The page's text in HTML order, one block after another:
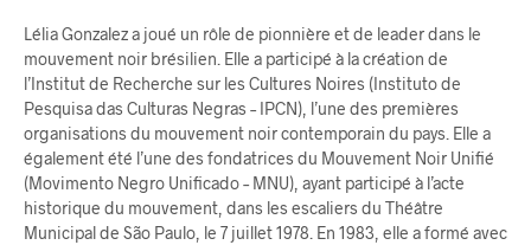
Lélia Gonzalez a joué un rôle de pionnière et de leader dans le
mouvement noir brésilien. Elle a participé à la création de
l’Institut de Recherche sur les Cultures Noires (Instituto de
Pesquisa das Culturas Negras – IPCN), l’une des premières
organisations du mouvement noir contemporain du pays. Elle a
également été l’une des fondatrices du Mouvement Noir Unifié
(Movimento Negro Unificado – MNU), ayant participé à l’acte
historique du mouvement, dans les escaliers du Théâtre
Municipal de São Paulo, le 7 juillet 1978. En 1983, elle a formé avec